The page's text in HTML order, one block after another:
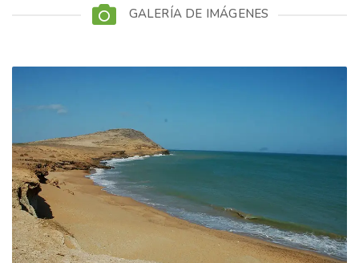
GALERÍA DE IMÁGENES